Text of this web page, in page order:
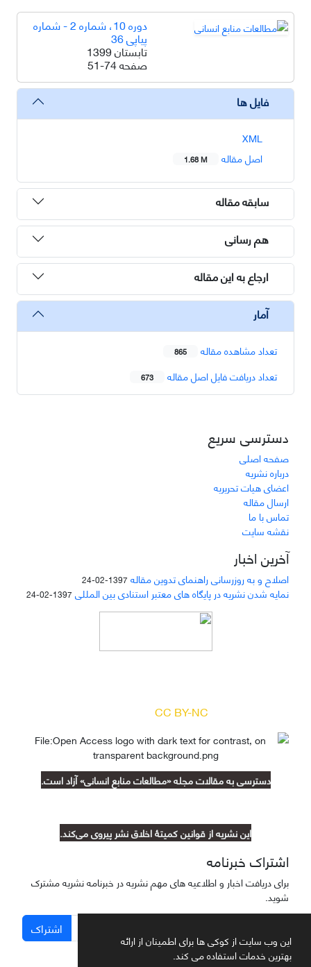
این وب سایت از کوکی ها برای اطمینان از ارائه
بهترین خدمات استفاده می کند.
دوره 10، شماره 2 - شماره
پیاپی 36
تابستان 1399
صفحه51-74
فایل ها
XML
اصل مقاله
1.68 M
سابقه مقاله
هم رسانی
ارجاع به این مقاله
آمار
تعداد مشاهده مقاله 865
تعداد دریافت فایل اصل مقاله 673
دسترسی سریع
صفحه اصلی
درباره نشریه
اعضای هیات تحریریه
ارسال مقاله
تماس با ما
نقشه سایت
آخرین اخبار
اصلاح و به روزرسانی راهنمای تدوین مقاله 1397-02-24
نمایه شدن نشریه در پایگاه های معتبر استنادی بین المللی 1397-02-24
CC BY-NC
دسترسی به مقالات مجله «مطالعات منابع انسانی» آزاد است.
این نشریه از قوانین کمیتۀ اخلاق نشر پیروی می‌کند.
اشتراک خبرنامه
برای دریافت اخبار و اطلاعیه های مهم نشریه در خبرنامه نشریه مشترک
شوید.
اشتراک